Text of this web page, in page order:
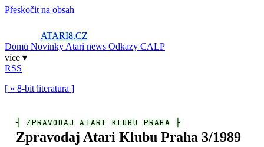
Přeskočit na obsah
ATARI8.CZ
Domů Novinky Atari news Odkazy CALP
více ▾
RSS
[ « 8-bit literatura ]
┤ ZPRAVODAJ ATARI KLUBU PRAHA ├
Zpravodaj Atari Klubu Praha 3/1989